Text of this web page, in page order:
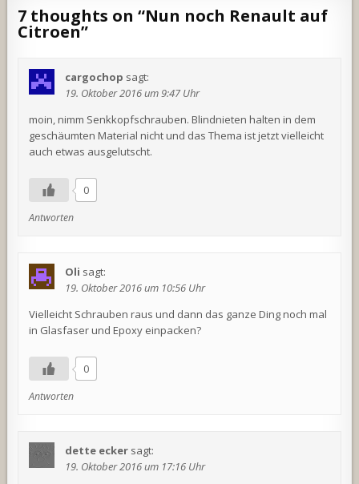
7 thoughts on “Nun noch Renault auf
Citroen”
cargochop sagt:
19. Oktober 2016 um 9:47 Uhr
moin, nimm Senkkopfschrauben. Blindnieten halten in dem
geschäumten Material nicht und das Thema ist jetzt vielleicht
auch etwas ausgelutscht.
0
Antworten
Oli sagt:
19. Oktober 2016 um 10:56 Uhr
Vielleicht Schrauben raus und dann das ganze Ding noch mal
in Glasfaser und Epoxy einpacken?
0
Antworten
dette ecker sagt:
19. Oktober 2016 um 17:16 Uhr